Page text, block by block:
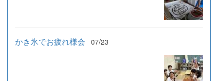
かき氷でお疲れ様会 07/23